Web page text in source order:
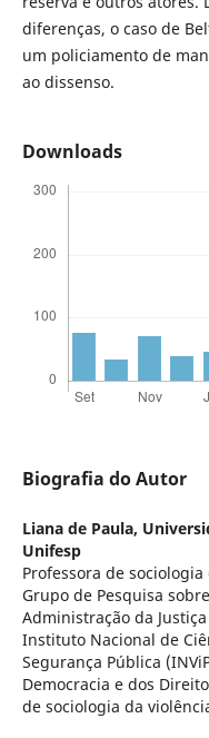
diferenças, o caso de
um policiamento de
ao dissenso.
Downloads
Biografia do Autor
Liana de Paula,
Unifesp
Professora de
Grupo de Pesquisa
Administração da
Instituto Nacional de
Segurança Pública
Democracia e dos
de sociologia da